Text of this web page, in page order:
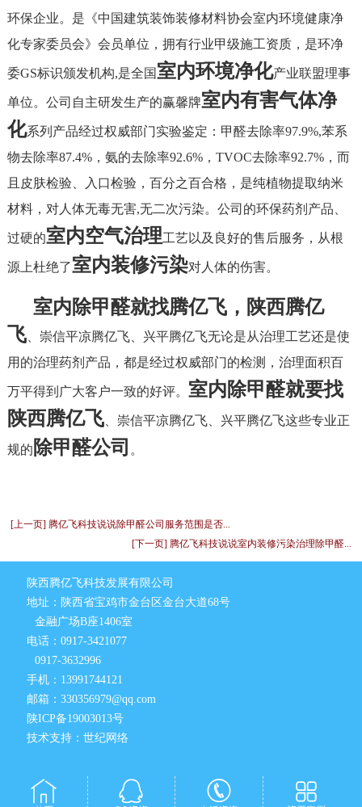
环保企业。是《中国建筑装饰装修材料协会室内环境健康净
化专家委员会》会员单位，拥有行业甲级施工资质，是环净
委GS标识颁发机构,是全国 室内环境净化产业联盟理事
单位。公司自主研发生产的赢馨牌室内有害气体净
化系列产品经过权威部门实验鉴定：甲醛去除率97.9%,苯系
物去除率87.4%，氨的去除率92.6%，TVOC去除率92.7%，而
且皮肤检验、入口检验，百分之百合格，是纯植物提取纳米
材料，对人体无毒无害,无二次污染。公司的环保药剂产品、
过硬的室内空气治理工艺以及良好的售后服务，从根
源上杜绝了室内装修污染对人体的伤害。
室内除甲醛就找腾亿飞，陕西腾亿
飞、崇信平凉腾亿飞、兴平腾亿飞无论是从治理工艺还是使
用的治理药剂产品，都是经过权威部门的检测，治理面积百
万平得到广大客户一致的好评。 室内除甲醛就要找
陕西腾亿飞、崇信平凉腾亿飞、兴平腾亿飞这些专业正
规的 除甲醛公司 。
[上一页] 腾亿飞科技说说除甲醛公司服务范围是否...
[下一页] 腾亿飞科技说说室内装修污染治理除甲醛...
陕西腾亿飞科技发展有限公司
地址：陕西省宝鸡市金台区金台大道68号
金融广场B座1406室
电话：0917-3421077
0917-3632996
手机：13991744121
邮箱：330356979@qq.com
陕ICP备19003013号
技术支持：世纪网络